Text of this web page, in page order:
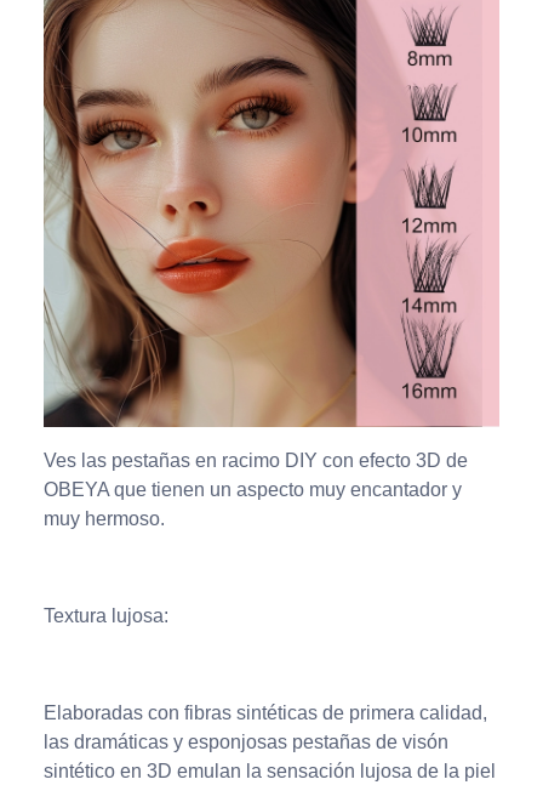
Ves las pestañas en racimo DIY con efecto 3D de
OBEYA que tienen un aspecto muy encantador y
muy hermoso.
Textura lujosa:
Elaboradas con fibras sintéticas de primera calidad,
las dramáticas y esponjosas pestañas de visón
sintético en 3D emulan la sensación lujosa de la piel